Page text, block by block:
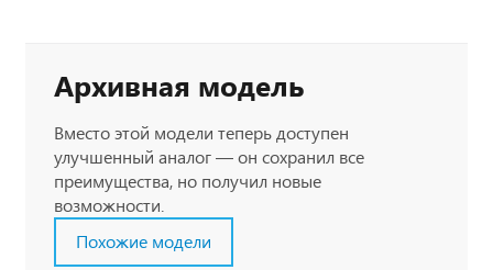
Архивная модель
Вместо этой модели теперь доступен
улучшенный аналог — он сохранил все
преимущества, но получил новые
возможности.
Похожие модели